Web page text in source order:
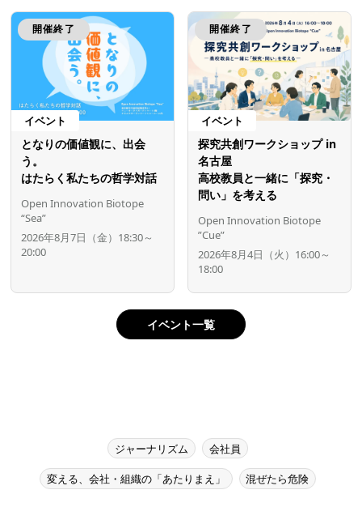
開催終了
イベント
となりの価値観に、出会
う。
はたらく私たちの哲学対話
Open Innovation Biotope
“Sea”
2026年8月7日（金）18:30～
20:00
開催終了
イベント
探究共創ワークショップ in
名古屋
高校教員と一緒に「探究・
問い」を考える
Open Innovation Biotope
”Cue”
2026年8月4日（火）16:00～
18:00
イベント一覧
ジャーナリズム 会社員
変える、会社・組織の「あたりまえ」 混ぜたら危険